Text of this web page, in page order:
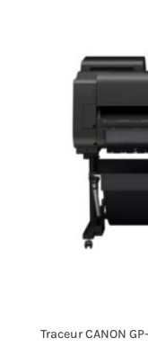
Traceur CANON